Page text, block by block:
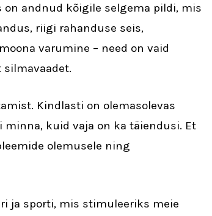
on andnud kõigile selgema pildi, mis
riigi rahanduse seis,
varumine – need on vaid
Kindlasti on olemasolevas
kuid vaja on ka täiendusi. Et
olemusele ning
ja sporti, mis stimuleeriks meie